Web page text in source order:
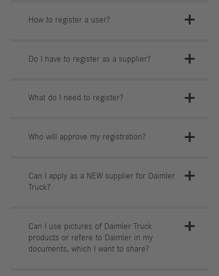
How to register a user?
Do I have to register as a supplier?
What do I need to register?
Who will approve my registration?
Can I apply as a NEW supplier for Daimler
Truck?
Can I use pictures of Daimler Truck
products or refere to Daimler in my
documents, which I want to share?